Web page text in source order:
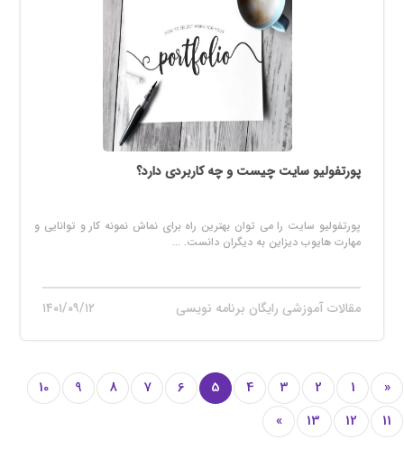
پورتفولیو سایت چیست و چه کاربردی دارد؟
پورتفولیو سایت را می توان بهترین راه برای نماش نمونه کار و توانایی و
مهارت هایوب دیزاین به دیگران دانست. ...
مقالات آموزشی رایگان برنامه نویسی ۱۴۰۱/۰۹/۱۲
«
1
2
3
4
5
6
7
8
9
10
11
12
13
»